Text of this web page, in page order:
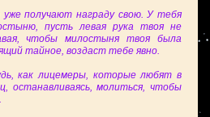
получают награду свою. У тебя
пусть левая рука твоя не
чтобы милостыня твоя была
тайное, воздаст тебе явно.
как лицемеры, которые любят в
останавливаясь, молиться, чтобы